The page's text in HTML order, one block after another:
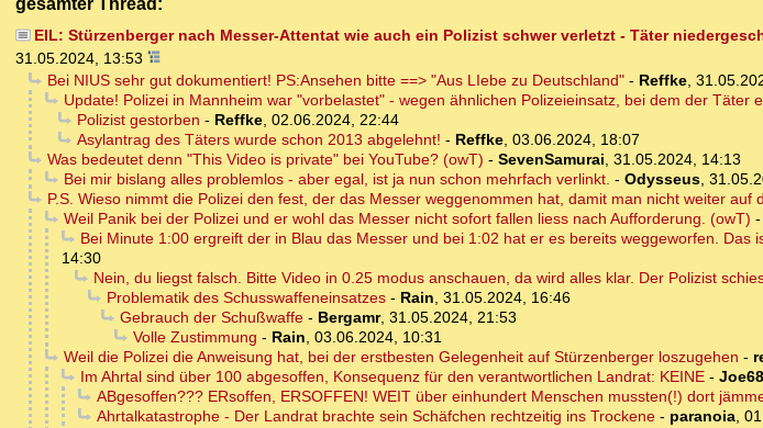
EIL: Stürzenberger nach Messer-Attentat wie auch ein Polizist schwer verletzt - Täter
31.05.2024, 13:53
Bei NIUS sehr gut dokumentiert! PS:Ansehen bitte ==> "Aus LIebe zu Deutschland"- Reffke,
Update! Polizei in Mannheim war "vorbelastet" - wegen ähnlichen Polizeieinsatz, bei dem der Täter
Polizist gestorben - Reffke, 02.06.2024, 22:44
Asylantrag des Täters wurde schon 2013 abgelehnt! - Reffke, 03.06.2024, 18:07
Was bedeutet denn "This Video is private" bei YouTube? (owT) - SevenSamurai, 31.05.2024, 14:13
Bei mir bislang alles problemlos - aber egal, ist ja nun schon mehrfach verlinkt. - Odysseus,
P.S. Wieso nimmt die Polizei den fest, der das Messer weggenommen hat, damit man nicht weiter auf
Weil Panik bei der Polizei und er wohl das Messer nicht sofort fallen liess nach Aufforderung. (owT) -
Bei Minute 1:00 ergreift der in Blau das Messer und bei 1:02 hat er es bereits weggeworfen. Das
14:30
Nein, du liegst falsch. Bitte Video in 0.25 modus anschauen, da wird alles klar. Der Polizist
Problematik des Schusswaffeneinsatzes- Rain, 31.05.2024, 16:46
Gebrauch der Schußwaffe- Bergamr, 31.05.2024, 21:53
Volle Zustimmung - Rain, 03.06.2024, 10:31
Weil die Polizei die Anweisung hat, bei der erstbesten Gelegenheit auf Stürzenberger loszugehen -
Im Ahrtal sind über 100 abgesoffen, Konsequenz für den verantwortlichen Landrat: KEINE- Joe68
ABgesoffen??? ERsoffen, ERSOFFEN! WEIT über einhundert Menschen mussten(!) dort
Ahrtalkatastrophe - Der Landrat brachte sein Schäfchen rechtzeitig ins Trockene- paranoia,